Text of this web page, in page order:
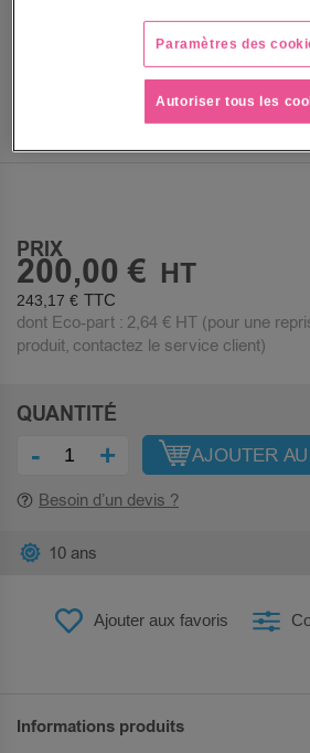
Pratique grâce aux crochets de
sacs et effets personnels.
Voir le descriptif complet
PRIX
200,00 €
243,17 €
dont Eco-part : 2,64 € HT (pour une
produit, contactez le service client)
QUANTITÉ
- + AJOUTER
Besoin d’un devis ?
Ajouter aux favoris
10 ans
Informations produits
Paramètres des
Autoriser tous les